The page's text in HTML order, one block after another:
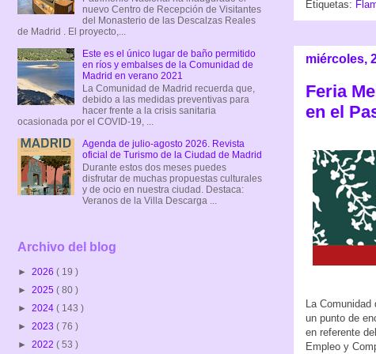
Etiquetas:
miércoles,
Feria
en el
La
un punto de
en referente
Empleo y
nuevo Centro de Recepción de Visitantes
del Monasterio de las Descalzas Reales
de Madrid . El proyecto,...
Este es el único lugar de baño permitido
en ríos y embalses de la Comunidad de
Madrid en verano 2021
La Comunidad de Madrid recuerda que,
debido a las medidas preventivas para
hacer frente a la crisis sanitaria
ocasionada por el COVID-19, ...
Agenda de julio-agosto 2026. Revista
oficial de Turismo de la Ciudad de Madrid
Durante estos dos meses puedes
disfrutar de muchas propuestas culturales
y de ocio en nuestra ciudad. Destaca:
Veranos de la Villa Descarga ...
Archivo del blog
► 2026 ( 19 )
► 2025 ( 80 )
► 2024 ( 143 )
► 2023 ( 76 )
► 2022 ( 53 )